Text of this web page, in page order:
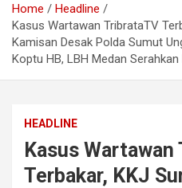
Home
Headline
Kasus Wartawan TribrataTV
Kamisan Desak Polda Sumut
Koptu HB, LBH Medan
HEADLINE
Kasus
Terbakar, KKJ